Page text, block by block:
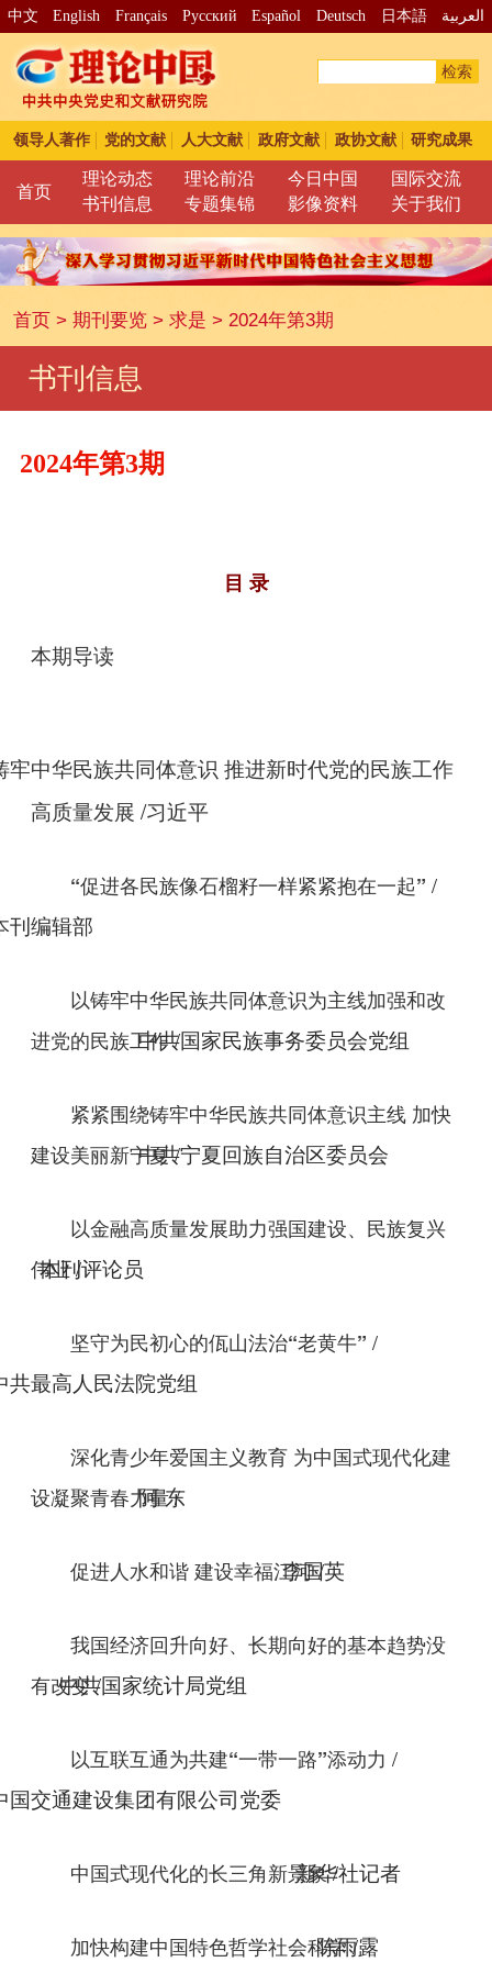
中文 English Français Pусский Español Deutsch 日本語 العربية
检索
领导人著作 党的文献 人大文献 政府文献 政协文献 研究成果
首页
理论动态 理论前沿 今日中国
国际交流
书刊信息
专题集锦 影像资料 关于我们
首页> 期刊要览> 求是 > 2024年第3期
书刊信息
2024年第3期
目 录
本期导读
牢中华民族共同体意识 推进新时代党的民族工作
高质量发展 /习近平
“促进各民族像石榴籽一样紧紧抱在一起” /
刊编辑部
以铸牢中华民族共同体意识为主线加强和改
进党的民族工作/
中共国家民族事务委员会党组
紧紧围绕铸牢中华民族共同体意识主线 加快
建设美丽新宁夏/
中共宁夏回族自治区委员会
以金融高质量发展助力强国建设、民族复兴
伟业/
本刊评论员
坚守为民初心的佤山法治“老黄牛” /
共最高人民法院党组
深化青少年爱国主义教育 为中国式现代化建
设凝聚青春力量/
阿 东
促进人水和谐 建设幸福江河/
李国英
我国经济回升向好、长期向好的基本趋势没
有改变/
中共国家统计局党组
以互联互通为共建“一带一路”添动力 /
国交通建设集团有限公司党委
中国式现代化的长三角新景象/
新华社记者
加快构建中国特色哲学社会科学/
陈雨露